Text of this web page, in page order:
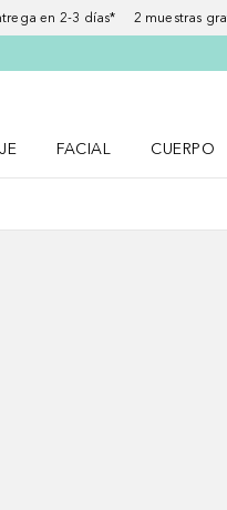
en 2-3 días* 2 muestras
FACIAL
CUERPO